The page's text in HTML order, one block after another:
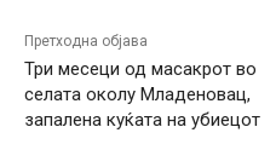
Претходна објава
Три месеци од масакрот во
селата околу Младеновац,
запалена куќата на убиецот